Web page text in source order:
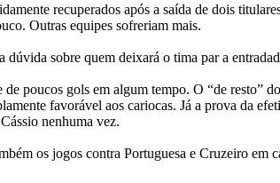
recuperados após a saída de dois
Outras equipes sofreriam mais.
sobre quem deixará o tima par a
poucos gols em algum tempo. O “de resto”
favorável aos cariocas. Já a prova da
nenhuma vez.
os jogos contra Portuguesa e Cruzeiro em